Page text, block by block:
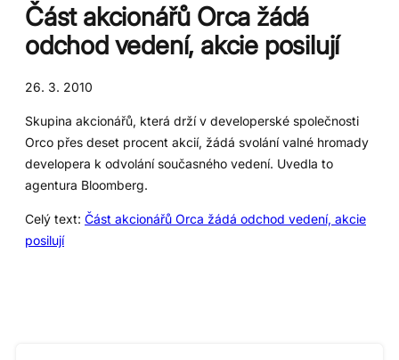
Část akcionářů Orca žádá
odchod vedení, akcie posilují
26. 3. 2010
Skupina akcionářů, která drží v developerské společnosti
Orco přes deset procent akcií, žádá svolání valné hromady
developera k odvolání současného vedení. Uvedla to
agentura Bloomberg.
Celý text: Část akcionářů Orca žádá odchod vedení, akcie
posilují